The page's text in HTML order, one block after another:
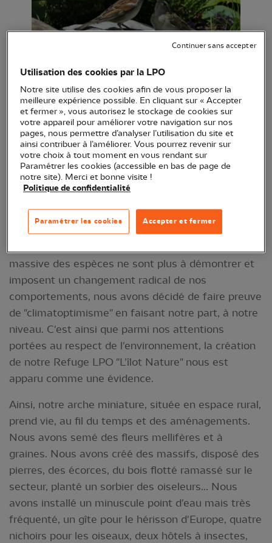
Moineaux domestiques (Passer domesticus),
nourrissage d'un juvénile © Marc Morel
Notre Refuge LPO se situe à Doussard en Haute-
Savoie. Au début, il n'y avait qu'un petit cerisier
planté sur un gazon de 200 mètres carré entouré
d'une haie. Mais c'était beaucoup et largement
suffisant pour pouvoir mener à bien notre projet de
locale sous toutes ses formes.
massive des espèces ne sont plus à démontrer et
imposent un changement radical de nos
comportements, nous avons décidé de faire preuve
de "climatoptimisme" en faisant notre part, à notre
niveau. C'est ainsi que parmi nos attentions
portées au respect de l'environnement, la création
de notre Refuge LPO "L'îlot Nature" nous est
apparu comme une évidence.
Ainsi, notre arche miniature, située en espace rural,
prend vie, au fil du temps et des aménagements.
Nous avons semé des fleurs mellifères et à
graines. Nous avons créé des massifs, disposé des
pierres, des écorces, du bois flotté ramassé sur le
secteur, planté un sorbier des oiseleurs... Nous
avons installé un minuscule point d'eau mais très
fréquenté, un gîte pour le hérisson d'Europe, quatre
nichoirs pour les oiseaux, deux hôtels à insectes,
Utilisation des cookies par la LPO
Notre site utilise des cookies afin de vous proposer la
meilleure expérience possible. En cliquant sur « Accepter
et fermer », vous autorisez le stockage de cookies sur
votre appareil pour améliorer votre navigation sur nos
pages, nous permettre d’analyser l’utilisation du site et
ainsi contribuer à l’améliorer. Vous pourrez revenir sur
votre choix à tout moment en vous rendant sur
Paramétrer les cookies (accessible en bas de page de
notre site). Merci et bonne visite !
Politique de confidentialité
Accepter et fermer
Paramétrer les cookies
Continuer sans accepter